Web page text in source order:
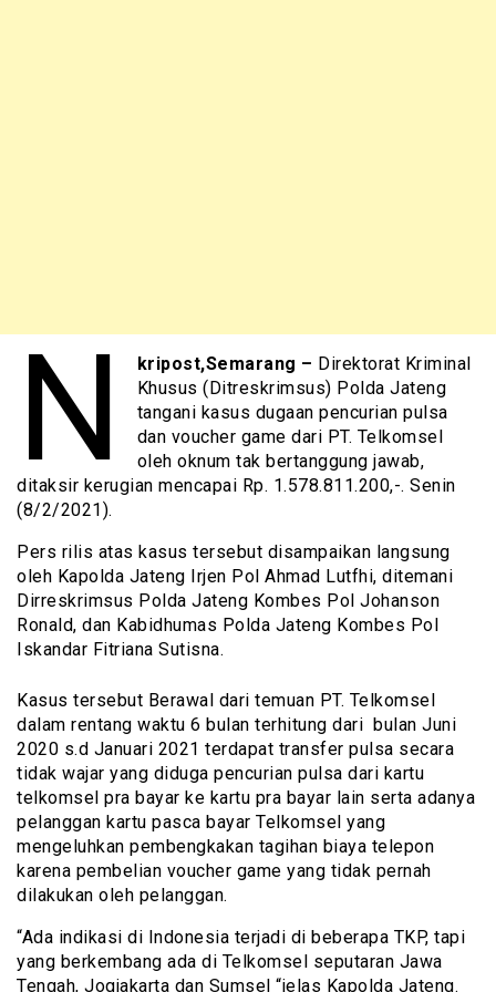
N kripost,Semarang – Direktorat Kriminal
Khusus (Ditreskrimsus) Polda Jateng
tangani kasus dugaan pencurian pulsa
dan voucher game dari PT. Telkomsel
oleh oknum tak bertanggung jawab,
ditaksir kerugian mencapai Rp. 1.578.811.200,-. Senin
(8/2/2021).
Pers rilis atas kasus tersebut disampaikan langsung
oleh Kapolda Jateng Irjen Pol Ahmad Lutfhi, ditemani
Dirreskrimsus Polda Jateng Kombes Pol Johanson
Ronald, dan Kabidhumas Polda Jateng Kombes Pol
Iskandar Fitriana Sutisna.
Kasus tersebut Berawal dari temuan PT. Telkomsel
dalam rentang waktu 6 bulan terhitung dari bulan Juni
2020 s.d Januari 2021 terdapat transfer pulsa secara
tidak wajar yang diduga pencurian pulsa dari kartu
telkomsel pra bayar ke kartu pra bayar lain serta adanya
pelanggan kartu pasca bayar Telkomsel yang
mengeluhkan pembengkakan tagihan biaya telepon
karena pembelian voucher game yang tidak pernah
dilakukan oleh pelanggan.
“Ada indikasi di Indonesia terjadi di beberapa TKP, tapi
yang berkembang ada di Telkomsel seputaran Jawa
Tengah, Jogjakarta dan Sumsel “jelas Kapolda Jateng.